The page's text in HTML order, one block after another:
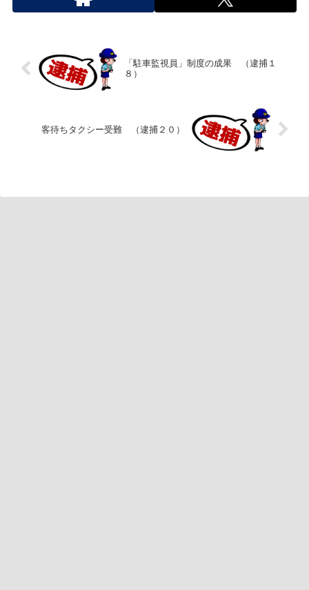
「駐車監視員」制度の成果 （逮捕１
８）
客待ちタクシー受難 （逮捕２０）